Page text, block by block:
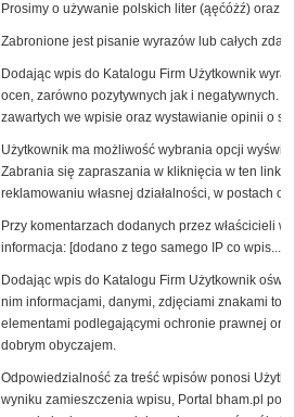
Prosimy o używanie polskich liter (ąęćóżź) oraz
Zabronione jest pisanie wyrazów lub całych
Dodając wpis do Katalogu Firm Użytkownik
ocen, zarówno pozytywnych jak i negatywnych.
zawartych we wpisie oraz wystawianie opinii o
Użytkownik ma możliwość wybrania opcji
Zabrania się zapraszania w kliknięcia w ten link
reklamowaniu własnej działalności, w postach
Przy komentarzach dodanych przez właścicieli
informacja: [dodano z tego samego IP co wpis....].
Dodając wpis do Katalogu Firm Użytkownik
nim informacjami, danymi, zdjęciami znakami
elementami podlegającymi ochronie prawnej
dobrym obyczajem.
Odpowiedzialność za treść wpisów ponosi
wyniku zamieszczenia wpisu, Portal bham.pl